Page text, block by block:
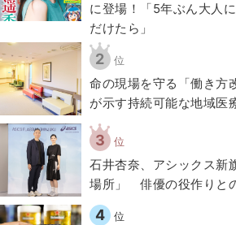
に登場！「5年ぶん大人
だけたら」
2 位
命の現場を守る「働き方
が示す持続可能な地域医
3 位
石井杏奈、アシックス新
場所」 俳優の役作りと
4 位